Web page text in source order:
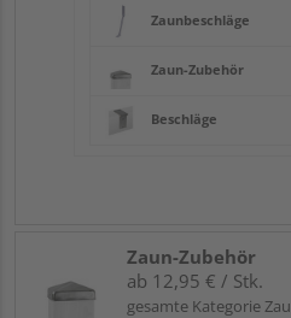
Zaunbeschläge
Zaun-Zubehör
Beschläge
Zaun-Zubehör
ab 12,95 € / Stk.
gesamte Kategorie